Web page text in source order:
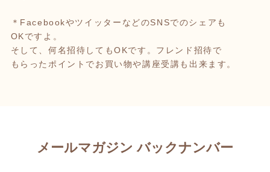
＊FacebookやツイッターなどのSNSでのシェアも
OKですよ。
そして、何名招待してもOKです。フレンド招待で
もらったポイントでお買い物や講座受講も出来ます。
メールマガジン バックナンバー